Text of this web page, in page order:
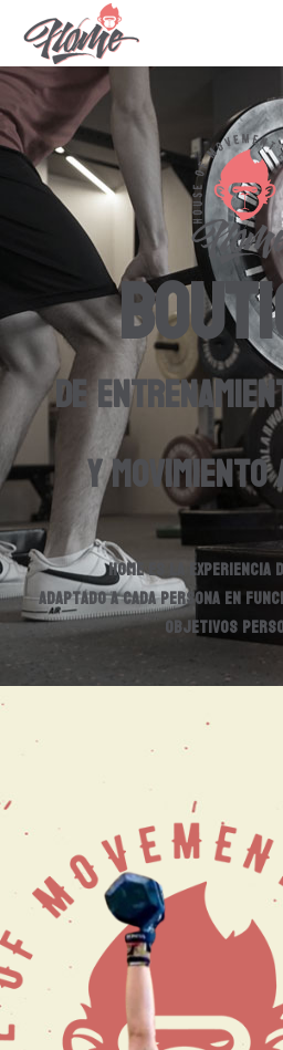
de
y
HOME es la experiencia
adaptado a cada persona en
objetivos